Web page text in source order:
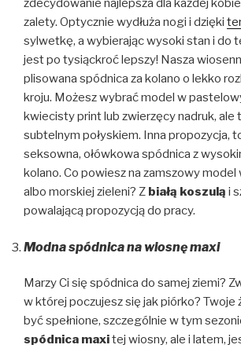
zdecydowanie najlepsza dla każdej
zalety. Optycznie wydłuża nogi i dzięki
sylwetkę, a wybierając wysoki stan i do
jest po tysiąckroć lepszy! Nasza
plisowana spódnica za kolano o lekko
kroju. Możesz wybrać model w
kwiecisty print lub zwierzęcy nadruk, ale
subtelnym połyskiem. Inna propozycja,
seksowna, ołówkowa spódnica z
kolano. Co powiesz na zamszowy model
albo morskiej zieleni? Z białą koszulą i
powalającą propozycją do pracy.
Modna spódnica na wiosnę maxi
Marzy Ci się spódnica do samej ziemi?
w której poczujesz się jak piórko? Twoje
być spełnione, szczególnie w tym
spódnica maxitej wiosny, ale i latem,